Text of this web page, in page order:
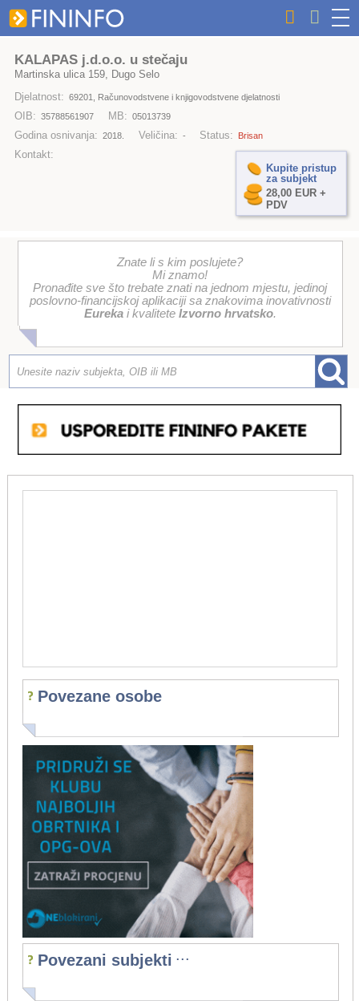
KALAPAS j.d.o.o. u stečaju
Martinska ulica 159, Dugo Selo
Djelatnost: 69201, Računovodstvene i knjigovodstvene djelatnosti
OIB: 35788561907 MB: 05013739
Godina osnivanja: 2018. Veličina: - Status: Brisan
Kontakt:
Kupite pristup
za subjekt
28,00 EUR +
PDV
Znate li s kim poslujete?
Mi znamo!
Pronađite sve što trebate znati na jednom mjestu, jedinoj
poslovno-financijskoj aplikaciji sa znakovima inovativnosti
Eurekai kvalitete Izvorno hrvatsko.
Povezane osobe
Povezani subjekti ...